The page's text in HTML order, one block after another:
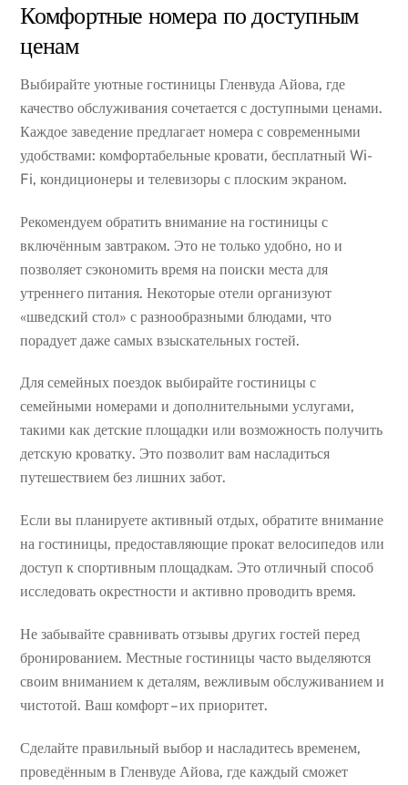
Комфортные номера по доступным
ценам
Выбирайте уютные гостиницы Гленвуда Айова, где
качество обслуживания сочетается с доступными ценами.
Каждое заведение предлагает номера с современными
удобствами: комфортабельные кровати, бесплатный Wi-
Fi, кондиционеры и телевизоры с плоским экраном.
Рекомендуем обратить внимание на гостиницы с
включённым завтраком. Это не только удобно, но и
позволяет сэкономить время на поиски места для
утреннего питания. Некоторые отели организуют
«шведский стол» с разнообразными блюдами, что
порадует даже самых взыскательных гостей.
Для семейных поездок выбирайте гостиницы с
семейными номерами и дополнительными услугами,
такими как детские площадки или возможность получить
детскую кроватку. Это позволит вам насладиться
путешествием без лишних забот.
Если вы планируете активный отдых, обратите внимание
на гостиницы, предоставляющие прокат велосипедов или
доступ к спортивным площадкам. Это отличный способ
исследовать окрестности и активно проводить время.
Не забывайте сравнивать отзывы других гостей перед
бронированием. Местные гостиницы часто выделяются
своим вниманием к деталям, вежливым обслуживанием и
чистотой. Ваш комфорт – их приоритет.
Сделайте правильный выбор и насладитесь временем,
проведённым в Гленвуде Айова, где каждый сможет